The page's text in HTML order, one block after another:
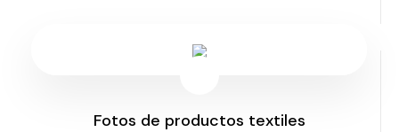
Fotos de productos textiles